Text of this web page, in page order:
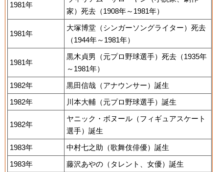
1981年
家）死去（1908年～1981年）
1981年
大塚博堂（シンガーソングライター）死去
（1944年～1981年）
1981年
黒木貞男（元プロ野球選手）死去（1935年
～1981年）
1982年
黒田信哉（アナウンサー）誕生
1982年
川本大輔（元プロ野球選手）誕生
1982年
ヤニック・ボヌール（フィギュアスケート
選手）誕生
1983年
中村七之助（歌舞伎俳優）誕生
1983年
藤沢あやの（タレント、女優）誕生